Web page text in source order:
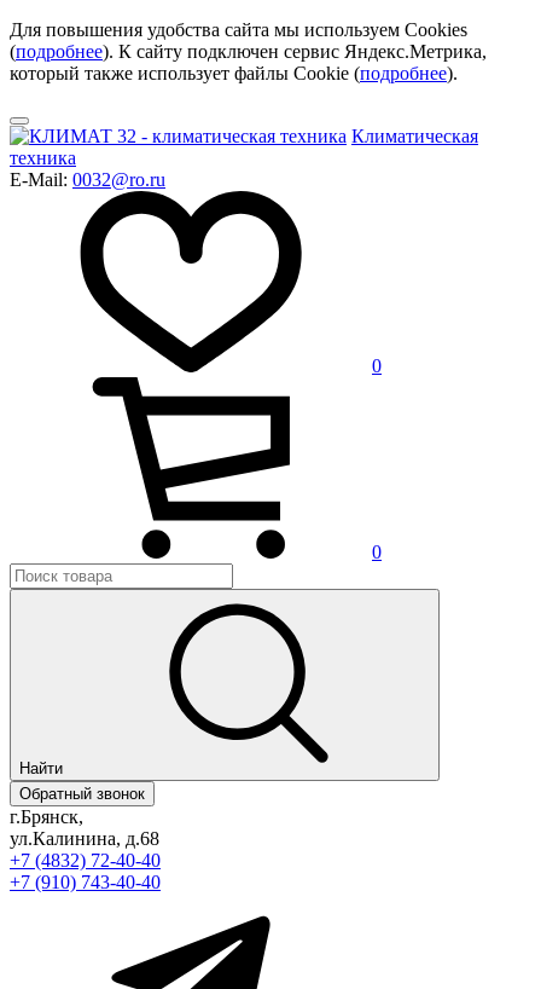
Для повышения удобства сайта мы используем Cookies
(подробнее). К сайту подключен сервис Яндекс.Метрика,
который также использует файлы Cookie (подробнее).
Климатическая
техника
E-Mail: 0032@ro.ru
0
0
Найти
Обратный звонок
г.Брянск,
ул.Калинина, д.68
+7 (4832) 72-40-40
+7 (910) 743-40-40